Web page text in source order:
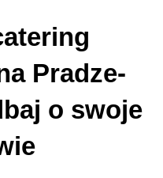
Pradze-
o swoje